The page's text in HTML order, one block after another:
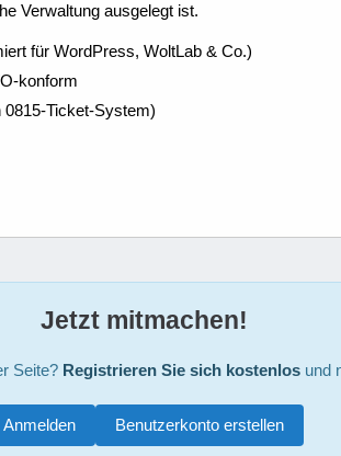
Verwaltung ausgelegt ist.
für WordPress, WoltLab & Co.)
konform
Ticket-System)
Jetzt mitmachen!
Seite? Registrieren Sie sich kostenlosund
Benutzerkonto erstellen
Anmelden